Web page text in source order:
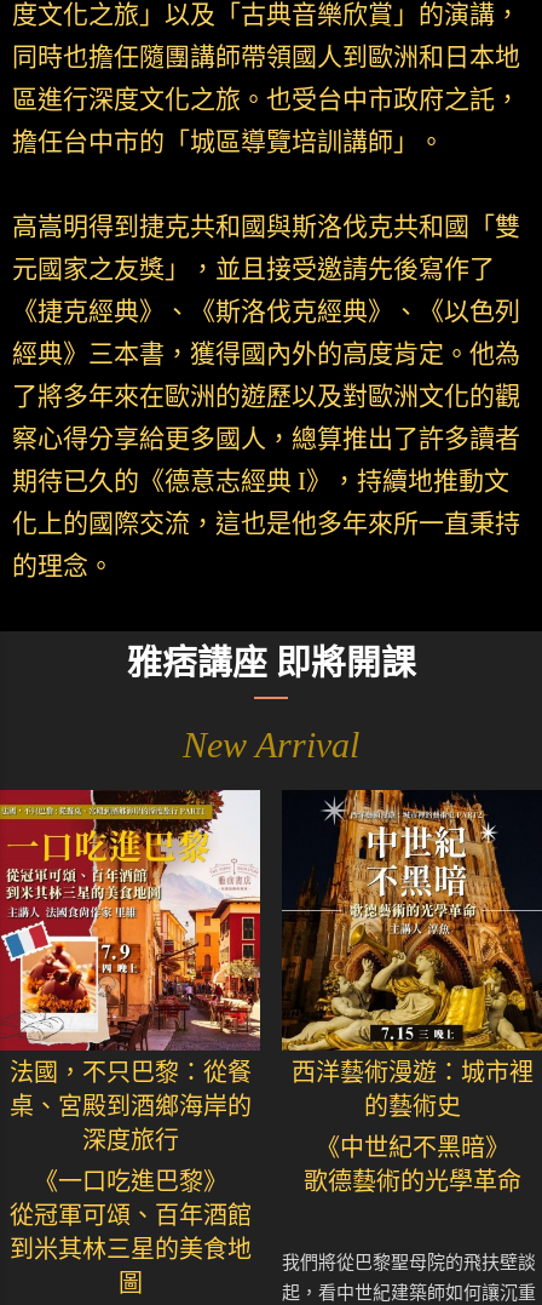
度文化之旅」以及「古典音樂欣賞」的演講，
同時也擔任隨團講師帶領國人到歐洲和日本地
區進行深度文化之旅。也受台中市政府之託，
擔任台中市的「城區導覽培訓講師」。
高嵩明得到捷克共和國與斯洛伐克共和國「雙
元國家之友獎」，並且接受邀請先後寫作了
《捷克經典》、《斯洛伐克經典》、《以色列
經典》三本書，獲得國內外的高度肯定。他為
了將多年來在歐洲的遊歷以及對歐洲文化的觀
察心得分享給更多國人，總算推出了許多讀者
期待已久的《德意志經典 I》，持續地推動文
化上的國際交流，這也是他多年來所一直秉持
的理念。
雅痞講座 即將開課
New Arrival
法國，不只巴黎：從餐
桌、宮殿到酒鄉海岸的
深度旅行
《一口吃進巴黎》
從冠軍可頌、百年酒館
到米其林三星的美食地
圖
西洋藝術漫遊：城市裡
的藝術史
《中世紀不黑暗》
歌德藝術的光學革命
我們將從巴黎聖母院的飛扶壁談
起，看中世紀建築師如何讓沉重